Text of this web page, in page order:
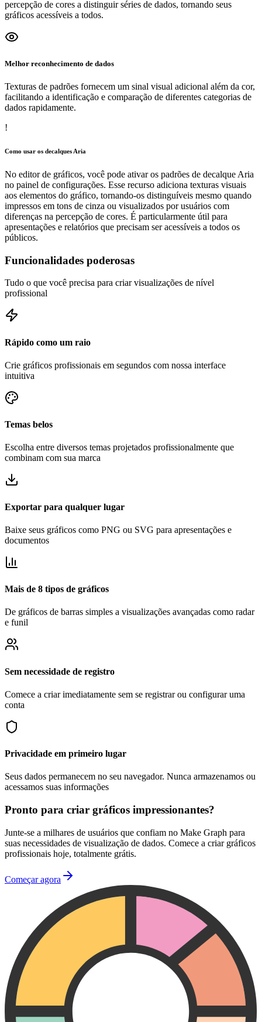
percepção de cores a distinguir séries de dados, tornando seus
gráficos acessíveis a todos.
Melhor reconhecimento de dados
Texturas de padrões fornecem um sinal visual adicional além da cor,
facilitando a identificação e comparação de diferentes categorias de
dados rapidamente.
!
Como usar os decalques Aria
No editor de gráficos, você pode ativar os padrões de decalque Aria
no painel de configurações. Esse recurso adiciona texturas visuais
aos elementos do gráfico, tornando-os distinguíveis mesmo quando
impressos em tons de cinza ou visualizados por usuários com
diferenças na percepção de cores. É particularmente útil para
apresentações e relatórios que precisam ser acessíveis a todos os
públicos.
Funcionalidades poderosas
Tudo o que você precisa para criar visualizações de nível
profissional
Rápido como um raio
Crie gráficos profissionais em segundos com nossa interface
intuitiva
Temas belos
Escolha entre diversos temas projetados profissionalmente que
combinam com sua marca
Exportar para qualquer lugar
Baixe seus gráficos como PNG ou SVG para apresentações e
documentos
Mais de 8 tipos de gráficos
De gráficos de barras simples a visualizações avançadas como radar
e funil
Sem necessidade de registro
Comece a criar imediatamente sem se registrar ou configurar uma
conta
Privacidade em primeiro lugar
Seus dados permanecem no seu navegador. Nunca armazenamos ou
acessamos suas informações
Pronto para criar gráficos impressionantes?
Junte-se a milhares de usuários que confiam no Make Graph para
suas necessidades de visualização de dados. Comece a criar gráficos
profissionais hoje, totalmente grátis.
Começar agora